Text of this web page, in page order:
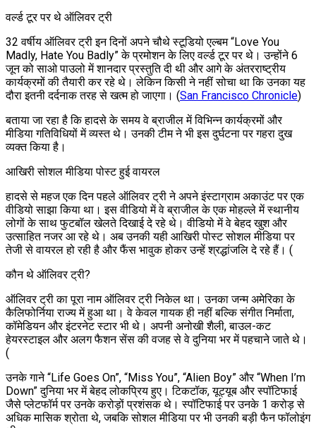
वर्ल्ड टूर पर थे ऑलिवर ट्री
32 वर्षीय ऑलिवर ट्री इन दिनों अपने चौथे स्टूडियो एल्बम “Love You
Madly, Hate You Badly” के प्रमोशन के लिए वर्ल्ड टूर पर थे। उन्होंने 6
जून को साओ पाउलो में शानदार प्रस्तुति दी थी और आगे के अंतरराष्ट्रीय
कार्यक्रमों की तैयारी कर रहे थे। लेकिन किसी ने नहीं सोचा था कि उनका यह
दौरा इतनी दर्दनाक तरह से खत्म हो जाएगा। (San Francisco Chronicle)
बताया जा रहा है कि हादसे के समय वे ब्राजील में विभिन्न कार्यक्रमों और
मीडिया गतिविधियों में व्यस्त थे। उनकी टीम ने भी इस दुर्घटना पर गहरा दुख
व्यक्त किया है।
आखिरी सोशल मीडिया पोस्ट हुई वायरल
हादसे से महज एक दिन पहले ऑलिवर ट्री ने अपने इंस्टाग्राम अकाउंट पर एक
वीडियो साझा किया था। इस वीडियो में वे ब्राजील के एक मोहल्ले में स्थानीय
लोगों के साथ फुटबॉल खेलते दिखाई दे रहे थे। वीडियो में वे बेहद खुश और
उत्साहित नजर आ रहे थे। अब उनकी यही आखिरी पोस्ट सोशल मीडिया पर
तेजी से वायरल हो रही है और फैंस भावुक होकर उन्हें श्रद्धांजलि दे रहे हैं। (
कौन थे ऑलिवर ट्री?
ऑलिवर ट्री का पूरा नाम ऑलिवर ट्री निकेल था। उनका जन्म अमेरिका के
कैलिफोर्निया राज्य में हुआ था। वे केवल गायक ही नहीं बल्कि संगीत निर्माता,
कॉमेडियन और इंटरनेट स्टार भी थे। अपनी अनोखी शैली, बाउल-कट
हेयरस्टाइल और अलग फैशन सेंस की वजह से वे दुनिया भर में पहचाने जाते थे।
(
उनके गाने “Life Goes On”, “Miss You”, “Alien Boy” और “When I’m
Down” दुनिया भर में बेहद लोकप्रिय हुए। टिकटॉक, यूट्यूब और स्पॉटिफाई
जैसे प्लेटफॉर्म पर उनके करोड़ों प्रशंसक थे। स्पॉटिफाई पर उनके 1 करोड़ से
अधिक मासिक श्रोता थे, जबकि सोशल मीडिया पर भी उनकी बड़ी फैन फॉलोइंग